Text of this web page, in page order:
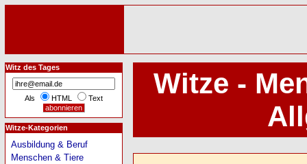
Witze -
Witz des Tages
Als HTML Text
Witze-Kategorien
Ausbildung & Beruf
Menschen & Tiere